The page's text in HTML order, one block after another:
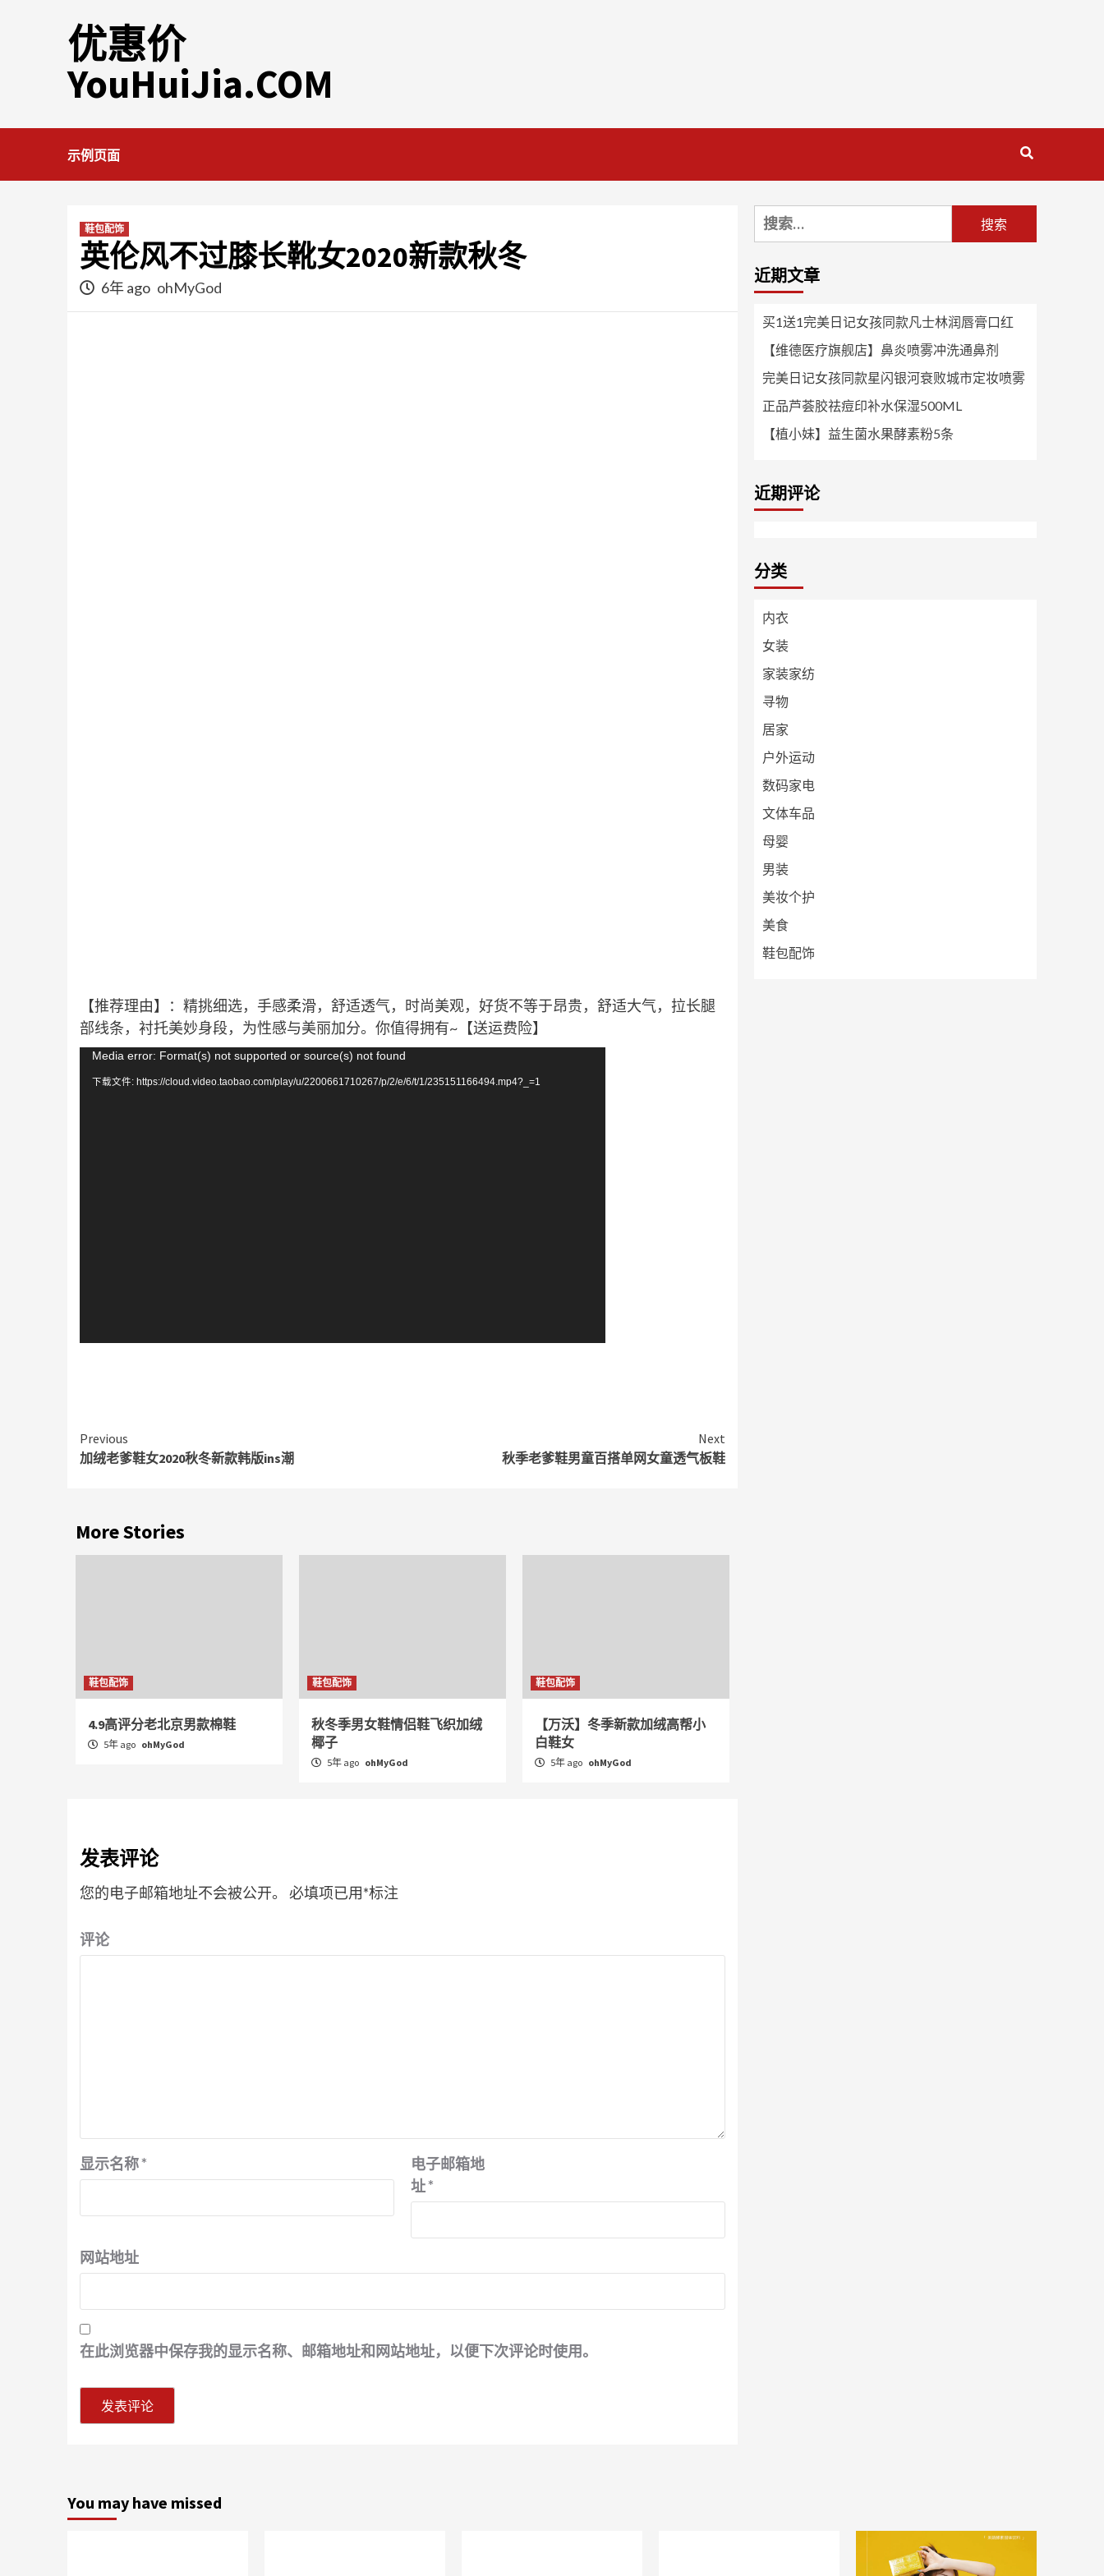
优惠价
YouHuiJia.COM
示例页面
鞋包配饰
英伦风不过膝长靴女2020新款秋冬
6年 ago ohMyGod
【推荐理由】：精挑细选，手感柔滑，舒适透气，时尚美观，好货不等于昂贵，舒适大气，拉长腿
部线条，衬托美妙身段，为性感与美丽加分。你值得拥有~【送运费险】
视
频
Media error: Format(s) not supported or source(s) not found
下载文件: https://cloud.video.taobao.com/play/u/2200661710267/p/2/e/6/t/1/235151166494.mp4?_=1
Continue
Reading
Previous
加绒老爹鞋女2020秋冬新款韩版ins潮
Next
秋季老爹鞋男童百搭单网女童透气板鞋
More Stories
鞋包配饰
4.9高评分老北京男款棉鞋
5年 ago ohMyGod
鞋包配饰
秋冬季男女鞋情侣鞋飞织加绒
椰子
5年 ago ohMyGod
鞋包配饰
【万沃】冬季新款加绒高帮小
白鞋女
5年 ago ohMyGod
发表评论
您的电子邮箱地址不会被公开。 必填项已用*标注
评论
显示名称*
电子邮箱地
址*
网站地址
在此浏览器中保存我的显示名称、邮箱地址和网站地址，以便下次评论时使用。
搜
索：
近期文章
买1送1完美日记女孩同款凡士林润唇膏口红
【维德医疗旗舰店】鼻炎喷雾冲洗通鼻剂
完美日记女孩同款星闪银河衰败城市定妆喷雾
正品芦荟胶祛痘印补水保湿500ML
【植小妹】益生菌水果酵素粉5条
近期评论
分类
内衣
女装
家装家纺
寻物
居家
户外运动
数码家电
文体车品
母婴
男装
美妆个护
美食
鞋包配饰
You may have missed